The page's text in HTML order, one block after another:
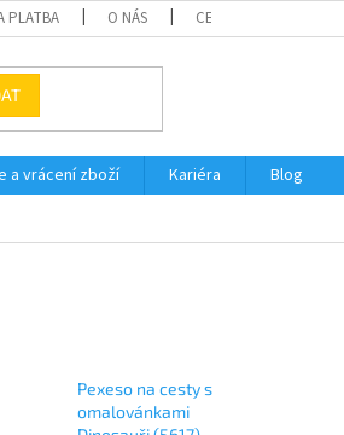
PLATBA O NÁS CERTIFIKÁTY A NÁVODY
a vrácení zboží Kariéra
Blog
Pexeso na cesty s
omalovánkami